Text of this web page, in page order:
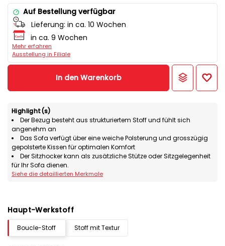
Auf Bestellung verfügbar
Lieferung: in ca. 10 Wochen
in ca. 9 Wochen
Mehr erfahren
Ausstellung in Filiale
In den Warenkorb
Highlight(s)
Der Bezug besteht aus strukturiertem Stoff und fühlt sich
angenehm an
Das Sofa verfügt über eine weiche Polsterung und grosszügig
gepolsterte Kissen für optimalen Komfort
Der Sitzhocker kann als zusätzliche Stütze oder Sitzgelegenheit
für Ihr Sofa dienen.
Siehe die detaillierten Merkmale
Haupt-Werkstoff
Boucle-Stoff Stoff mit Textur